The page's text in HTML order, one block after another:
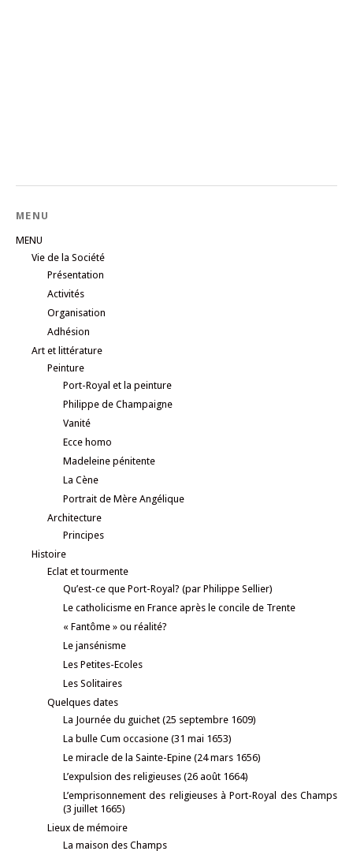
MENU
MENU
Vie de la Société
Présentation
Activités
Organisation
Adhésion
Art et littérature
Peinture
Port-Royal et la peinture
Philippe de Champaigne
Vanité
Ecce homo
Madeleine pénitente
La Cène
Portrait de Mère Angélique
Architecture
Principes
Histoire
Eclat et tourmente
Qu’est-ce que Port-Royal? (par Philippe Sellier)
Le catholicisme en France après le concile de Trente
« Fantôme » ou réalité?
Le jansénisme
Les Petites-Ecoles
Les Solitaires
Quelques dates
La Journée du guichet (25 septembre 1609)
La bulle Cum occasione (31 mai 1653)
Le miracle de la Sainte-Epine (24 mars 1656)
L’expulsion des religieuses (26 août 1664)
L’emprisonnement des religieuses à Port-Royal des Champs
(3 juillet 1665)
Lieux de mémoire
La maison des Champs